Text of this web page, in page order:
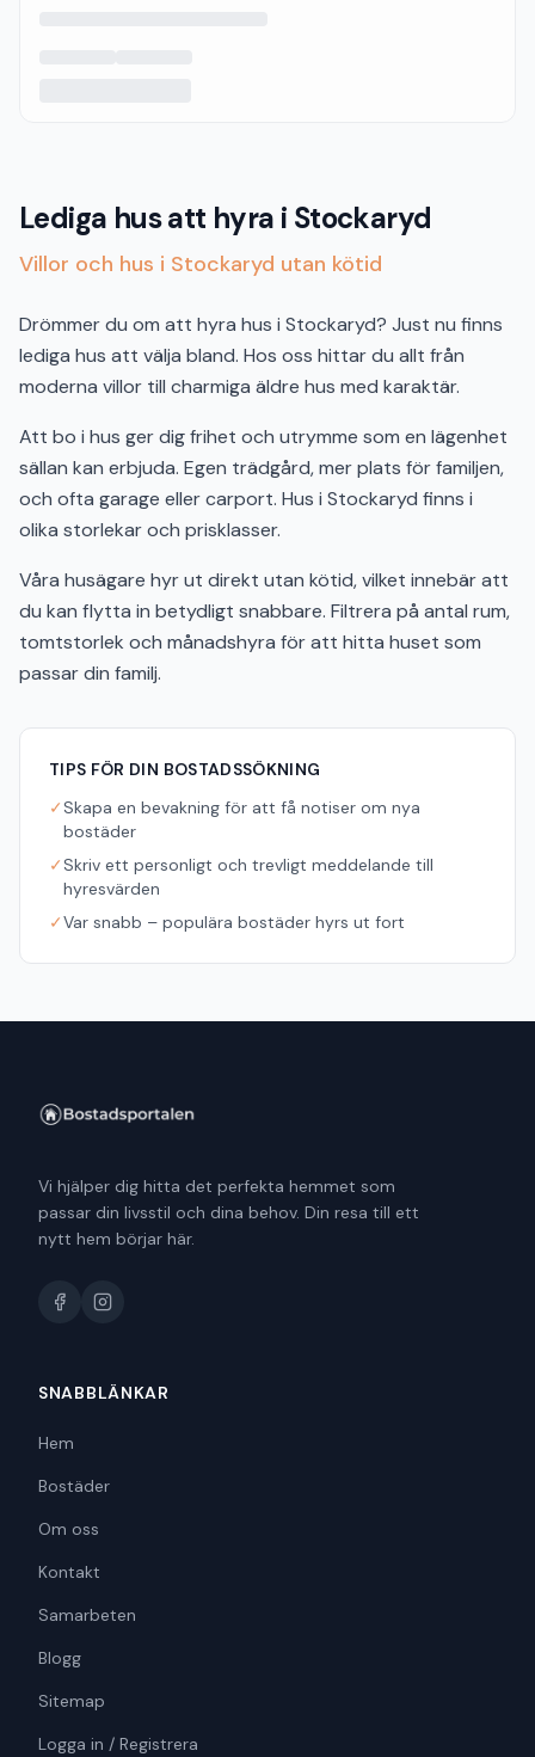
Lediga hus att hyra i Stockaryd
Villor och hus i Stockaryd utan kötid
Drömmer du om att hyra hus i Stockaryd? Just nu finns
lediga hus att välja bland. Hos oss hittar du allt från
moderna villor till charmiga äldre hus med karaktär.
Att bo i hus ger dig frihet och utrymme som en lägenhet
sällan kan erbjuda. Egen trädgård, mer plats för familjen,
och ofta garage eller carport. Hus i Stockaryd finns i
olika storlekar och prisklasser.
Våra husägare hyr ut direkt utan kötid, vilket innebär att
du kan flytta in betydligt snabbare. Filtrera på antal rum,
tomtstorlek och månadshyra för att hitta huset som
passar din familj.
TIPS FÖR DIN BOSTADSSÖKNING
✓Skapa en bevakning för att få notiser om nya
bostäder
✓Skriv ett personligt och trevligt meddelande till
hyresvärden
✓Var snabb – populära bostäder hyrs ut fort
Vi hjälper dig hitta det perfekta hemmet som
passar din livsstil och dina behov. Din resa till ett
nytt hem börjar här.
SNABBLÄNKAR
Hem
Bostäder
Om oss
Kontakt
Samarbeten
Blogg
Sitemap
Logga in / Registrera